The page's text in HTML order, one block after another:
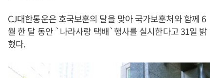
CJ대한통운은 호국보훈의 달을 맞아 국가보훈처와 함께 6
월 한 달 동안 `나라사랑 택배`행사를 실시한다고 31일 밝
혔다.